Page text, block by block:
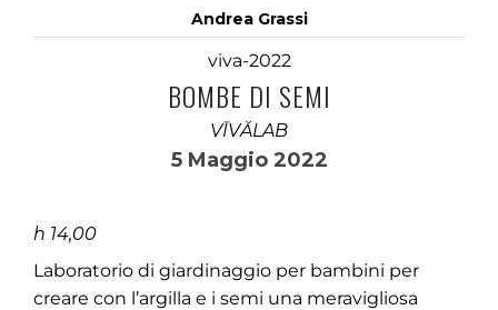
Andrea Grassi
viva-2022
BOMBE DI SEMI
VĪVĂLAB
5 Maggio 2022
h 14,00
Laboratorio di giardinaggio per bambini per
creare con l’argilla e i semi una meravigliosa